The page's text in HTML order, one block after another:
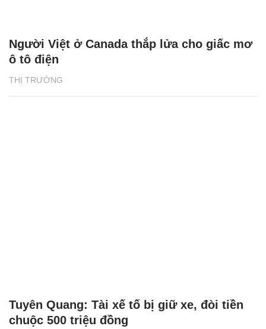
THỊ TRƯỜNG
Người Việt ở Canada thắp lửa cho giấc mơ
ô tô điện
Tuyên Quang: Tài xế tố bị giữ xe, đòi tiền
chuộc 500 triệu đồng